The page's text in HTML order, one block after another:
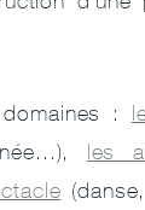
:
les